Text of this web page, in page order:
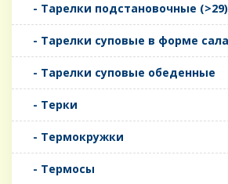
- Тарелки подстановочные (>29)
- Тарелки суповые в форме
- Тарелки суповые обеденные
- Терки
- Термокружки
- Термосы